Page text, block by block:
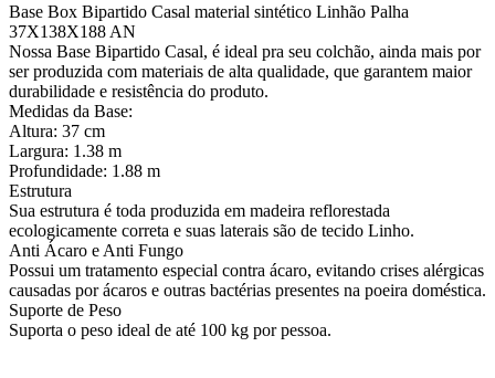
Base Box Bipartido Casal material sintético Linhão Palha
37X138X188 AN
Nossa Base Bipartido Casal, é ideal pra seu colchão, ainda mais por
ser produzida com materiais de alta qualidade, que garantem maior
durabilidade e resistência do produto.
Medidas da Base:
Altura: 37 cm
Largura: 1.38 m
Profundidade: 1.88 m
Estrutura
Sua estrutura é toda produzida em madeira reflorestada
ecologicamente correta e suas laterais são de tecido Linho.
Anti Ácaro e Anti Fungo
Possui um tratamento especial contra ácaro, evitando crises alérgicas
causadas por ácaros e outras bactérias presentes na poeira doméstica.
Suporte de Peso
Suporta o peso ideal de até 100 kg por pessoa.